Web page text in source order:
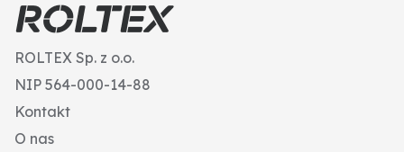
Mocowanie: pionowy
Natężenie światła (lm): 1500
Obudowa - materiał: aluminium
Funkcja światła: światło rozproszone
Zakres napięcia (V): 9 - 36
Natężenie (A): 2,0 / 1,0
ROLTEX Sp. z o.o.
NIP 564-000-14-88
Kontakt
O nas